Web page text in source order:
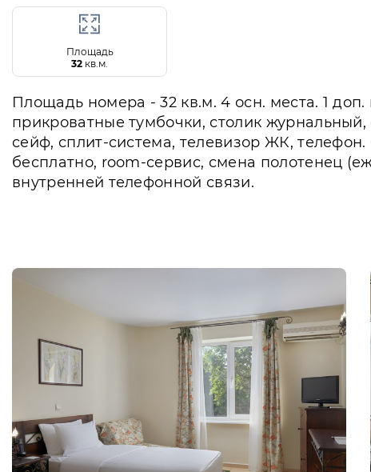
Площадь
32 кв.м.
Площадь номера - 32 кв.м. 4 осн. места. 1
прикроватные тумбочки, столик
сейф, сплит-система, телевизор ЖК,
бесплатно, room-сервис, смена полотенец
внутренней телефонной связи.